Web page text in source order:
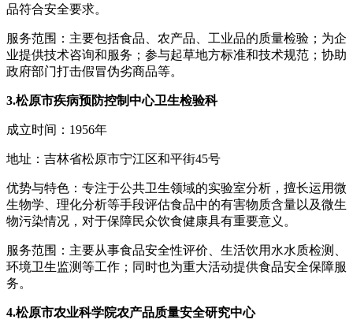
品符合安全要求。
服务范围：主要包括食品、农产品、工业品的质量检验；为企
业提供技术咨询和服务；参与起草地方标准和技术规范；协助
政府部门打击假冒伪劣商品等。
3.松原市疾病预防控制中心卫生检验科
成立时间：1956年
地址：吉林省松原市宁江区和平街45号
优势与特色：专注于公共卫生领域的实验室分析，擅长运用微
生物学、理化分析等手段评估食品中的有害物质含量以及微生
物污染情况，对于保障民众饮食健康具有重要意义。
服务范围：主要从事食品安全性评价、生活饮用水水质检测、
环境卫生监测等工作；同时也为重大活动提供食品安全保障服
务。
4.松原市农业科学院农产品质量安全研究中心